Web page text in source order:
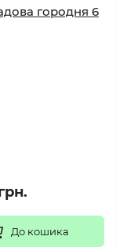
городня 6
До кошика